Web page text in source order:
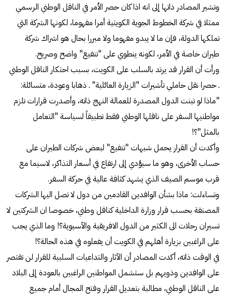
وتشير المصادر ذاتها إلى انه اذا كان حصر الأمر في الناقل الوطني الرسمي
ممثلا في شركة الخطوط الجوية الكويتية أمرا مفهوما، لكونها الشركة التي
تملكها الدولة، فإن ما لا يبدو مفهوما ولا مبررا بحال هو اشراك شركة
طيران خاصة في الأمر، لكونه ينطوي على "تنفيع" واضح وصريح.
ورأت أن القرار قد يرتد بالسلب على الكويت، بسبب احتكار الناقل الوطني
ـ حصرا نقل حاملي تأشيرات "الزيارة العائلية" ـ ذهابا وعودة، متسائلة:
"ماذا لو تبنت الدول المصدرة للعمالة النهج ذاته، وأصدرت قرارات تلزم
مواطنيها السفر على ناقلها الوطني فقط تطبيقاً لسياسة "التعامل
بالمثل"؟!
وأكدت أن القرار يحمل شبهات "تنفيع" لبعض شركات الطيران على
حساب الأخرى، وهو ما سيؤدي إلى ارتفاع في أسعار التذاكر، لاسيما مع
قرب موسم الصيف الذي يشهد كثافة عالية في حركة السفر.
وتساءلت: ماذا بشأن الوافدين القادمين من دول لا تصل اليها الشركات
المصنفة بحسب قرار وزارة الداخلية كناقل وطني، خصوصا ان الشركتين لا
تسيران رحلات الى الكثير من الدول الافريقية والآسيوية؟! وما الذي يجب
على الراغبين بزيارة أهلهم في الكويت أن يفعلوه في هذه الحالة؟!
في الوقت ذاته، أكدت المصادر أن الآثار والتداعيات السلبية للقرار لن تقتصر
على الوافدين وذويهم بل ستشمل المواطنين الراغبين بالعودة إلى البلاد
على الناقل الوطني، مطالبة بتعديل القرار وفتح المجال أمام جميع